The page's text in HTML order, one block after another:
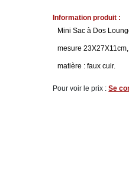
Information produit :
Mini Sac à Dos
mesure 23X27X11cm,
matière : faux cuir.
Pour voir le prix :Se